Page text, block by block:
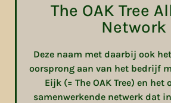
The OAK Tree
Network
Deze naam met daarbij ook
oorsprong aan van het bedrijf
Eijk (= The OAK Tree) en
samenwerkende netwerk dat